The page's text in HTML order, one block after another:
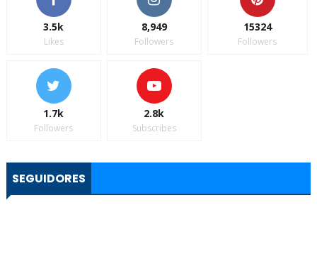
3.5k
Likes
8,949
Followers
15324
Followers
1.7k
Followers
2.8k
Subscribes
SEGUIDORES